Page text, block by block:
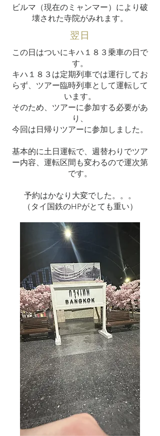
​ビルマ（現在のミャンマー）により破
壊された寺院がみれます。
翌日
この日はついにキハ１８３乗車の日で
す。
キハ１８３は定期列車では運行してお
らず、ツアー臨時列車として運転して
います。
そのため、ツアーに参加する必要があ
り、
今回は日帰りツアーに参加しました。
基本的に土日運転で、週替わりでツア
ー内容、運転区間も変わるので運次第
です。
予約はかなり大変でした。。。
​（タイ国鉄のHPがとても重い）